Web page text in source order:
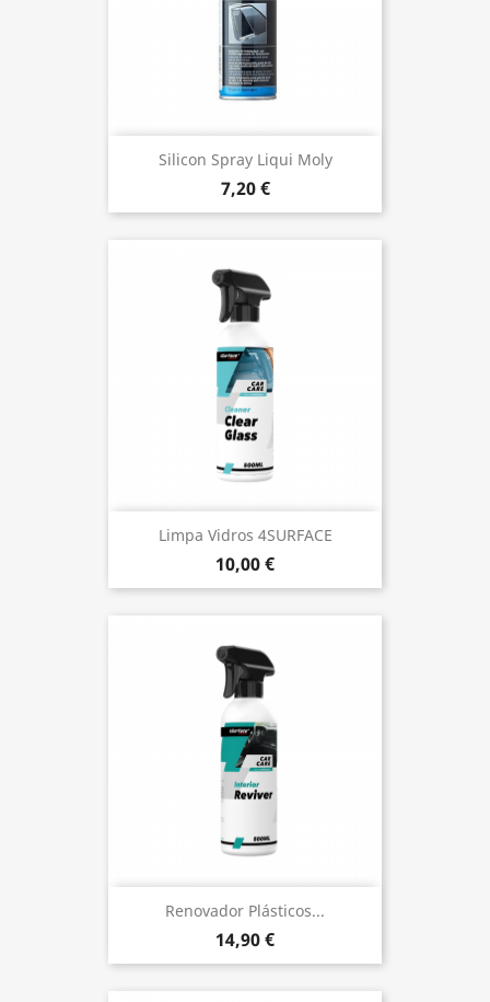
Silicon Spray Liqui Moly
7,20 €
Limpa Vidros 4SURFACE
10,00 €
Renovador Plásticos...
14,90 €